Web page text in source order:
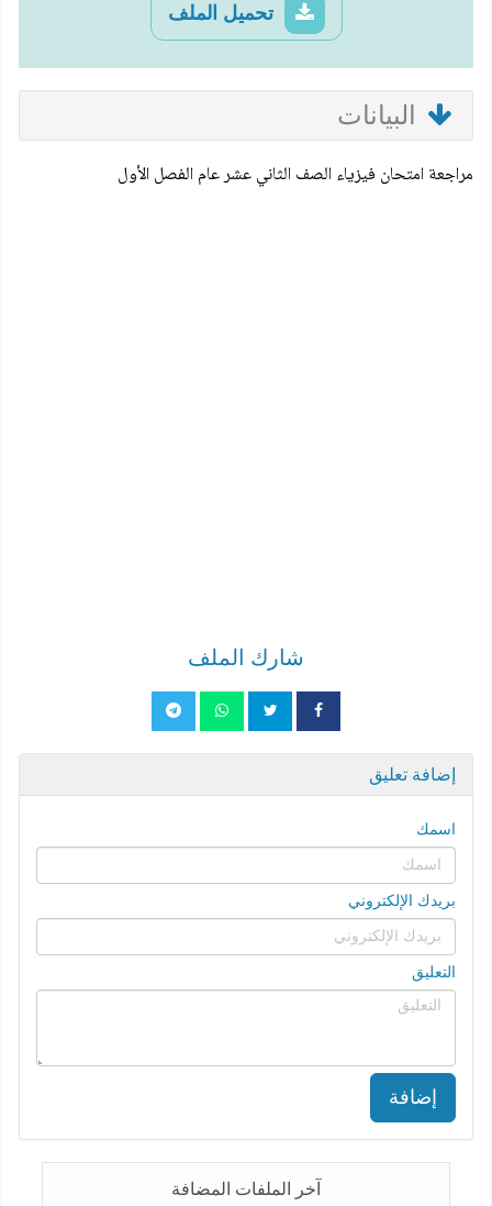
تحميل الملف
البيانات
مراجعة امتحان فيزياء الصف الثاني عشر عام الفصل الأول
شارك الملف
إضافة تعليق
اسمك
بريدك الإلكتروني
التعليق
إضافة
آخر الملفات المضافة